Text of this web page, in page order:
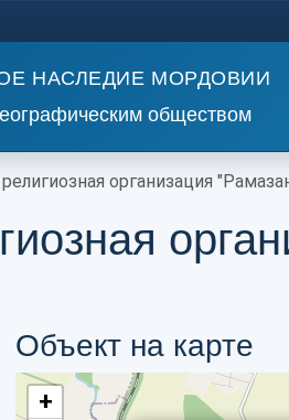
НАСЛЕДИЕ МОРДОВИИ
обществом
организация
Объект на карте
+